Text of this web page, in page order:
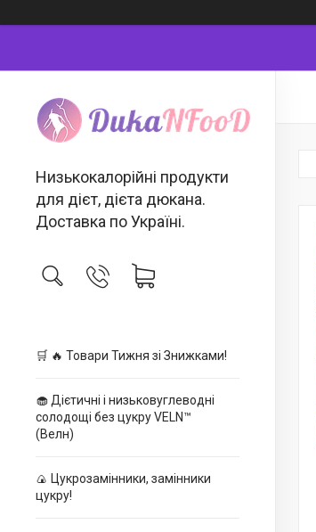
Низькокалорійні продукти
для дієт, дієта дюкана.
Доставка по Україні.
🛒 🔥 Товари Тижня зі Знижками!
🧁 Дієтичні і низьковуглеводні
солодощі без цукру VELN™
(Велн)
🍙 Цукрозамінники, замінники
цукру!